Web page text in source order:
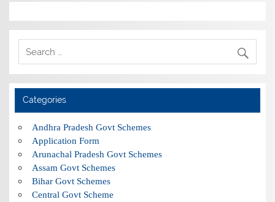
Categories
Andhra Pradesh Govt Schemes
Application Form
Arunachal Pradesh Govt Schemes
Assam Govt Schemes
Bihar Govt Schemes
Central Govt Scheme